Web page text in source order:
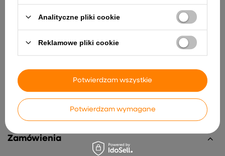
Dostawa ZamówienieZwroty Pomoc
Zamówienia
Analityczne pliki cookie
Reklamowe pliki cookie
Potwierdzam wymagane
Potwierdzam wszystkie